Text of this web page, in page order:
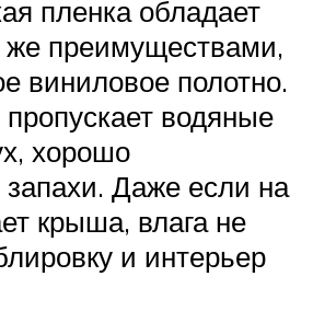
пленка обладает
преимуществами,
виниловое полотно.
водяные
хорошо
Даже если на
крыша, влага не
и интерьер